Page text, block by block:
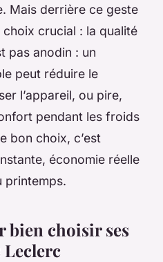
Mais derrière ce geste
choix crucial : la qualité
pas anodin : un
peut réduire le
l’appareil, ou pire,
pendant les froids
bon choix, c’est
économie réelle
printemps.
bien choisir ses
Leclerc